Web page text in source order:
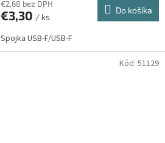
€2,68 bez DPH
€3,30 / ks
Do košíka
Spojka USB-F/USB-F
Kód: 51129